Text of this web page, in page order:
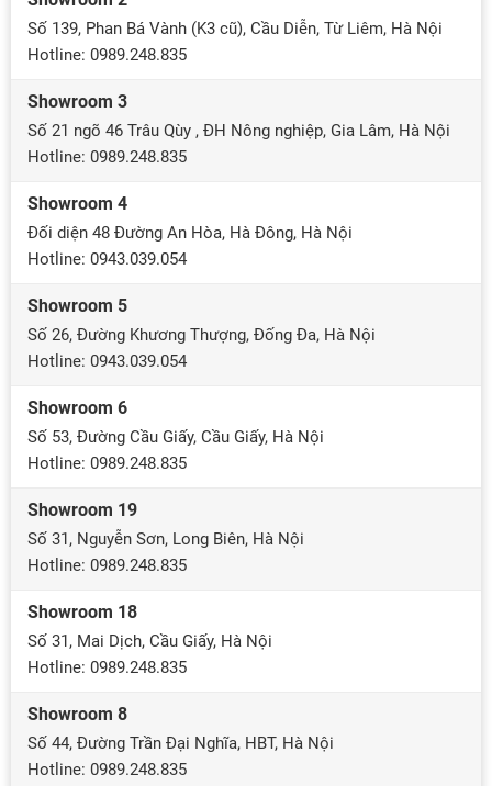
Số 139, Phan Bá Vành (K3 cũ), Cầu Diễn, Từ Liêm, Hà Nội
Hotline: 0989.248.835
Showroom 3
Số 21 ngõ 46 Trâu Qùy , ĐH Nông nghiệp, Gia Lâm, Hà Nội
Hotline: 0989.248.835
Showroom 4
Đối diện 48 Đường An Hòa, Hà Đông, Hà Nội
Hotline: 0943.039.054
Showroom 5
Số 26, Đường Khương Thượng, Đống Đa, Hà Nội
Hotline: 0943.039.054
Showroom 6
Số 53, Đường Cầu Giấy, Cầu Giấy, Hà Nội
Hotline: 0989.248.835
Showroom 19
Số 31, Nguyễn Sơn, Long Biên, Hà Nội
Hotline: 0989.248.835
Showroom 18
Số 31, Mai Dịch, Cầu Giấy, Hà Nội
Hotline: 0989.248.835
Showroom 8
Số 44, Đường Trần Đại Nghĩa, HBT, Hà Nội
Hotline: 0989.248.835